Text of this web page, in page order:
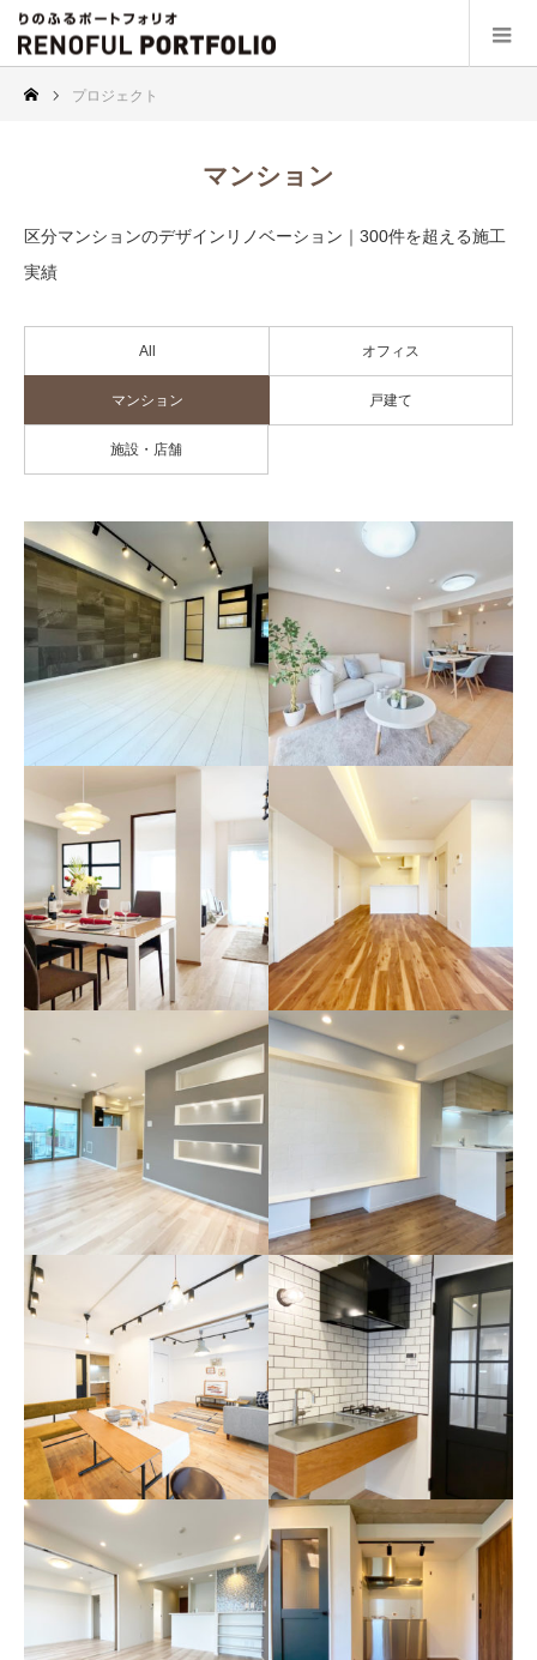
プロジェクト
マンション
区分マンションのデザインリノベーション｜300件を超える施工
実績
All オフィス
マンション 戸建て
施設・店舗
グランジオ武蔵野
白と黒のモノトーンを基調と
した解放感のある大人の空間
所沢スカイマンション
家族の暮らしが見えるお部屋
早稲田セントラルマンシ
ョン
ラグジュアリーな大人のお部
ヴィンテージモダンを実現し
たお部屋
中野リハイム
自然光と照明を活かした部屋
東大島ハイライズ
モダンラグジュアリーな部屋
日商岩井方南町マンショ
高田馬場マンション